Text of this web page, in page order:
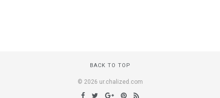
BACK TO TOP
© 2026 ur.chalized.com